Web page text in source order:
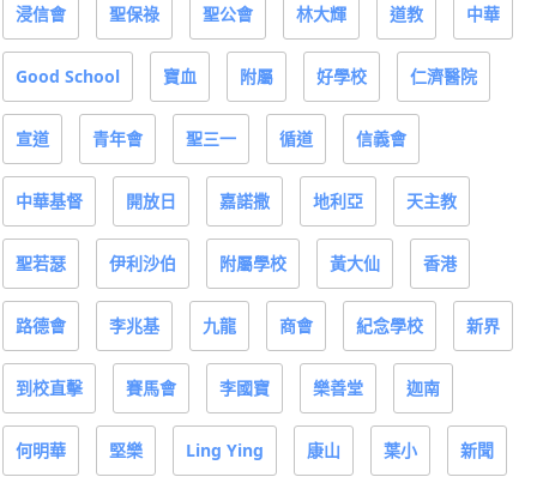
浸信會 聖保祿 聖公會 林大輝 道教 中華
Good School 寶血 附屬 好學校 仁濟醫院
宣道 青年會 聖三一 循道 信義會
中華基督 開放日 嘉諾撒 地利亞 天主教
聖若瑟 伊利沙伯 附屬學校 黃大仙 香港
路德會 李兆基 九龍 商會 紀念學校 新界
到校直擊 賽馬會 李國寶 樂善堂 迦南
何明華 堅樂 Ling Ying 康山 葉小 新聞